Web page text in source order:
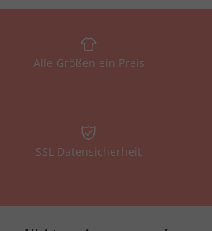
Alle Größen ein Preis
SSL Datensicherheit